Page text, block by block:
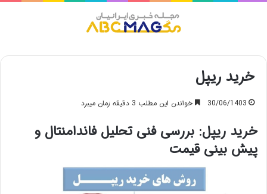
خرید ریپل
30/06/1403 خواندن این مطلب 3 دقیقه زمان میبرد
خرید ریپل: بررسی فنی تحلیل فاندامنتال و
پیش بینی قیمت